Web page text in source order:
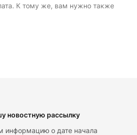
К тому же, вам нужно также
новостную рассылку
информацию о дате начала